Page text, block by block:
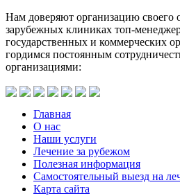
Нам доверяют организацию своего
зарубежных клиниках топ-
государственных и коммерческих
гордимся постоянным
организациями:
Главная
О нас
Наши услуги
Лечение за рубежом
Полезная информация
Самостоятельный выезд на
Карта сайта